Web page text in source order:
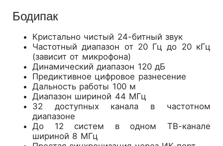
Бодипак
Кристально чистый 24-битный звук
Частотный диапазон от 20 Гц до 20 кГц
(зависит от микрофона)
Динамический диапазон 120 дБ
Предиктивное цифровое разнесение
Дальность работы 100 м
Диапазон шириной 44 МГц
32 доступных канала в частотном
диапазоне
До 12 систем в одном ТВ-канале
шириной 8 МГц